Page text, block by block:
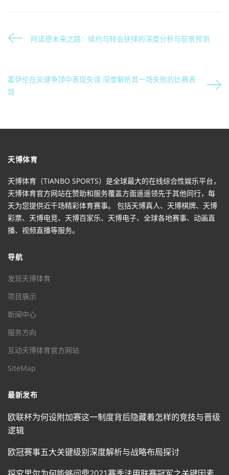
阿诺德未来之路：续约与转会抉择的深度分析与前景预测
霍伊伦在关键争顶中表现失误 深度解析其一场失败的比赛表
现
天博体育
天博体育（TIANBO SPORTS）是全球最大的在线综合性娱乐平台，
天博体育官方网站在赞助和服务覆盖方面遥遥领先于其他同行，每
天为您提供近千场精彩体育赛事。 包括天博真人、天博棋牌、天博
彩票、天博电竞、天博百家乐、天博电子、全球各地赛事、动画直
播、视频直播等服务。
导航
发现天博体育
项目展示
新闻中心
服务方向
互动天博体育官方网站
SiteMap
最新发布
欧联杯为何设附加赛这一制度背后隐藏着怎样的竞技与晋级
逻辑
欧冠赛事五大关键级别深度解析与战略布局探讨